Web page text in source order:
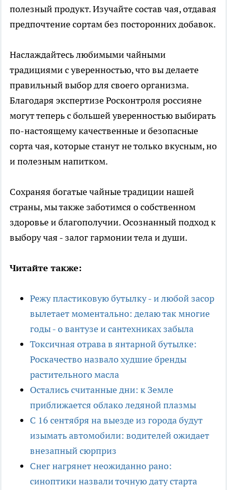
полезный продукт. Изучайте состав чая, отдавая
предпочтение сортам без посторонних добавок.
Наслаждайтесь любимыми чайными
традициями с уверенностью, что вы делаете
правильный выбор для своего организма.
Благодаря экспертизе Росконтроля россияне
могут теперь с большей уверенностью выбирать
по-настоящему качественные и безопасные
сорта чая, которые станут не только вкусным, но
и полезным напитком.
Сохраняя богатые чайные традиции нашей
страны, мы также заботимся о собственном
здоровье и благополучии. Осознанный подход к
выбору чая - залог гармонии тела и души.
Читайте также:
Режу пластиковую бутылку - и любой засор
вылетает моментально: делаю так многие
годы - о вантузе и сантехниках забыла
Токсичная отрава в янтарной бутылке:
Роскачество назвало худшие бренды
растительного масла
Остались считанные дни: к Земле
приближается облако ледяной плазмы
С 16 сентября на выезде из города будут
изымать автомобили: водителей ожидает
внезапный сюрприз
Снег нагрянет неожиданно рано:
синоптики назвали точную дату старта